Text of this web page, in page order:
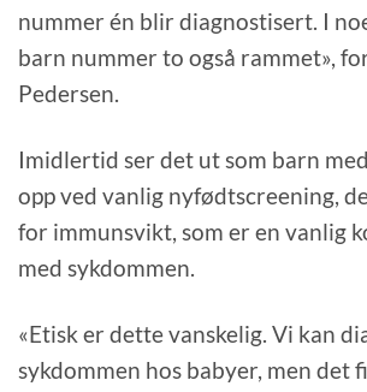
nummer én blir diagnostisert. I
barn nummer to også rammet»,
Pedersen.
Imidlertid ser det ut som barn
opp ved vanlig nyfødtscreening,
for immunsvikt, som er en vanlig
med sykdommen.
«Etisk er dette vanskelig. Vi kan
sykdommen hos babyer, men det